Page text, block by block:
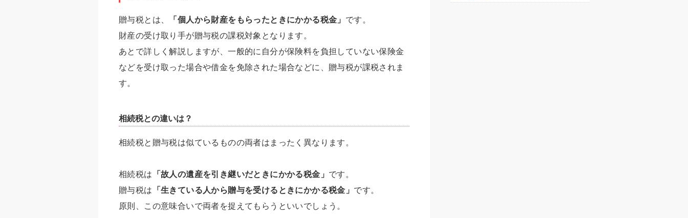
贈与税とは、 「個人から財産をもらったときにかかる税金」 です。
財産の受け取り手が贈与税の課税対象となります。
あとで詳しく解説しますが、一般的に自分が保険料を負担していない保険金
などを受け取った場合や借金を免除された場合などに、贈与税が課税されま
す。
相続税との違いは？
相続税と贈与税は似ているものの両者はまったく異なります。
相続税は 「故人の遺産を引き継いだときにかかる税金」 です。
贈与税は 「生きている人から贈与を受けるときにかかる税金」 です。
原則、この意味合いで両者を捉えてもらうといいでしょう。